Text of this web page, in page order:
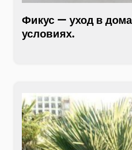
Фикус — уход в
условиях.